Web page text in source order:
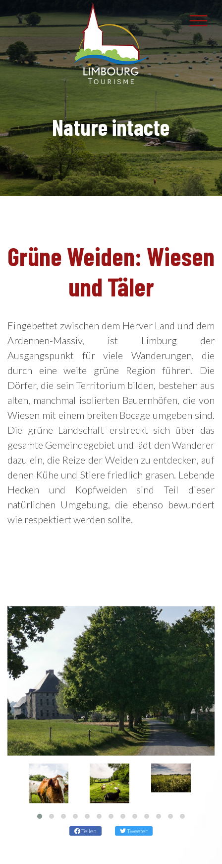
Nature intacte
Teilen Tweeter
Grüne Weiden: Wiesen
und Täler
Eingebettet zwischen dem Herver Land und dem
Ardennen-Massiv, ist Limburg der
Ausgangspunkt für viele Wanderungen, die
durch eine weite grüne Region führen. Die
Dörfer, die sein Territorium bilden, bestehen aus
alten, manchmal isolierten Bauernhöfen, die von
Wiesen mit einem breiten Bocage umgeben sind.
Die grüne Landschaft erstreckt sich über das
gesamte Gemeindegebiet und lädt den Wanderer
dazu ein, die Reize der Weiden zu entdecken, auf
denen Kühe und Stiere friedlich grasen. Lebende
Hecken und Kopfweiden sind Teil dieser
natürlichen Umgebung, die ebenso bewundert
wie respektiert werden sollte.